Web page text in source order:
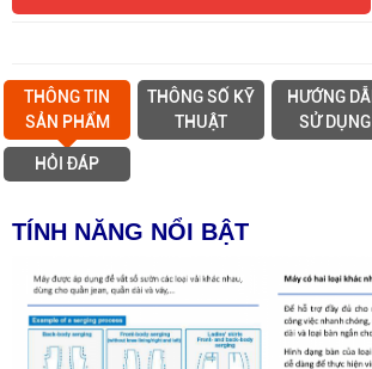
THÔNG TIN
SẢN PHẨM
THÔNG SỐ KỸ
THUẬT
HƯỚNG
SỬ DỤNG
HỎI ĐÁP
TÍNH NĂNG NỔI BẬT